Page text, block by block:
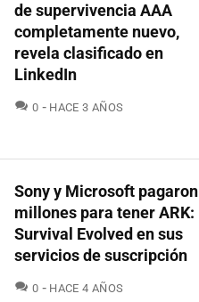
de supervivencia AAA
completamente nuevo,
revela clasificado en
LinkedIn
0 COMENTARIOS
HACE 3 AÑOS
Sony y Microsoft pagaron
millones para tener ARK:
Survival Evolved en sus
servicios de suscripción
0 COMENTARIOS
HACE 4 AÑOS